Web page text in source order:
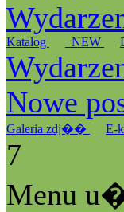
Katalog _NEW
Nowe
Galeria zdj�� E-
7
Menu